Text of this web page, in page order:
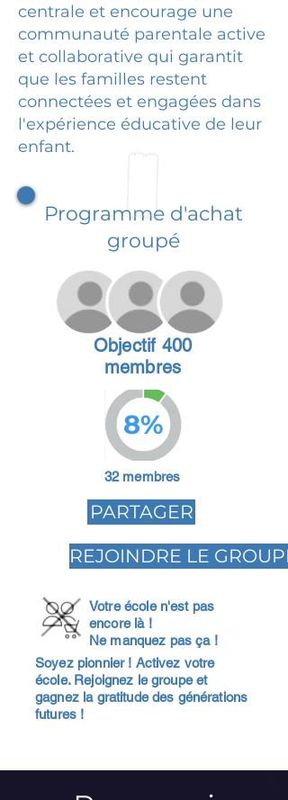
centrale et encourage une
communauté parentale active
et collaborative qui garantit
que les familles restent
connectées et engagées dans
l'expérience éducative de leur
enfant.
Programme d'achat
groupé
Objectif 400
membres
8%
32 membres
PARTAGER
REJOINDRE LE GROUPE
Votre école n'est pas
encore là !
Ne manquez pas ça !
Soyez pionnier ! Activez votre
école. Rejoignez le groupe et
gagnez la gratitude des générations
futures !